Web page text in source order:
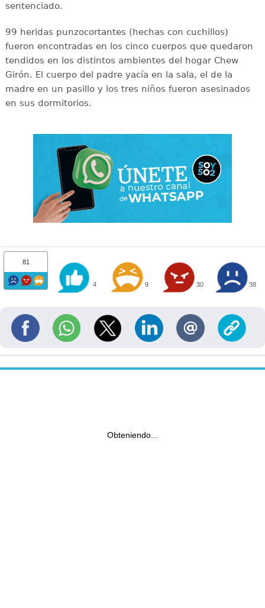
sentenciado.
99 heridas punzocortantes (hechas con cuchillos)
fueron encontradas en los cinco cuerpos que quedaron
tendidos en los distintos ambientes del hogar Chew
Girón. El cuerpo del padre yacía en la sala, el de la
madre en un pasillo y los tres niños fueron asesinados
en sus dormitorios.
81
4 9 30 38
Obteniendo...